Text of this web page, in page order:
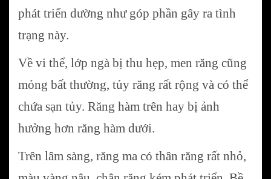
phát triển dường như góp phần gây ra tình
trạng này.
Về vi thể, lớp ngà bị thu hẹp, men răng cũng
mỏng bất thường, tủy răng rất rộng và có thể
chứa sạn tủy. Răng hàm trên hay bị ảnh
hưởng hơn răng hàm dưới.
Trên lâm sàng, răng ma có thân răng rất nhỏ,